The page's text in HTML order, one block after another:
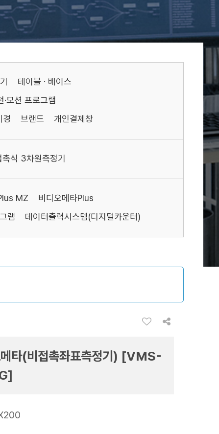
테이블 · 베이스
·모션 프로그램
경 브랜드 개인결제창
촉식 3차원측정기
MZ
비디오메타Plus
램 데이터출력시스템(디지털카운터)
타(비접촉좌표측정기) [VMS-